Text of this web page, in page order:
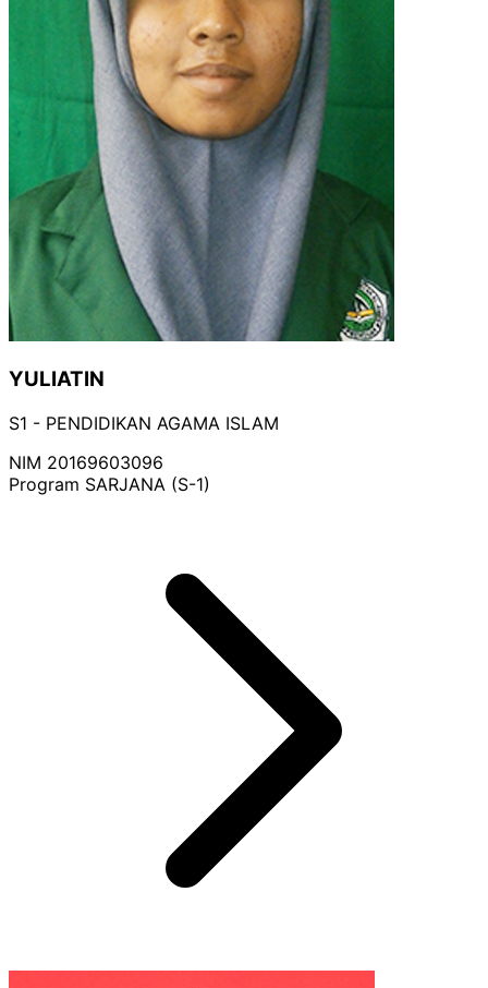
YULIATIN
S1 - PENDIDIKAN AGAMA ISLAM
NIM 20169603096
Program SARJANA (S-1)